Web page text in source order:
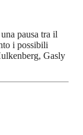
pausa tra il
i possibili
Gasly